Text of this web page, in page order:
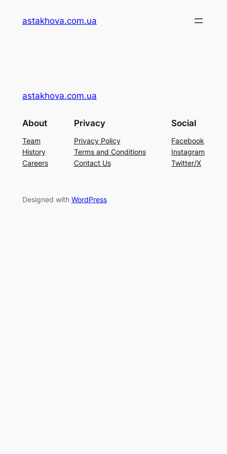
astakhova.com.ua
astakhova.com.ua
About
Team
History
Careers
Privacy
Privacy Policy
Terms and Conditions
Contact Us
Social
Facebook
Instagram
Twitter/X
Designed with WordPress